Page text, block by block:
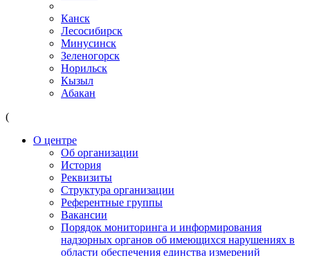
Канск
Лесосибирск
Минусинск
Зеленогорск
Норильск
Кызыл
Абакан
(
О центре
Об организации
История
Реквизиты
Структура организации
Референтные группы
Вакансии
Порядок мониторинга и информирования
надзорных органов об имеющихся нарушениях в
области обеспечения единства измерений